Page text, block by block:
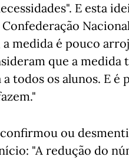
E esta
a medida é pouco
que a
todos os alunos. E
ou
"A redução do